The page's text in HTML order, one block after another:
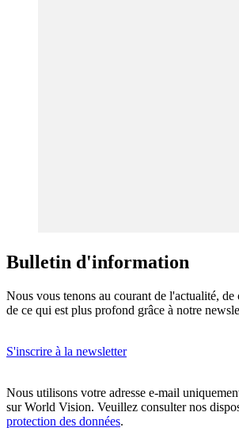
Bulletin d'information
Nous vous tenons au courant de l'actualité, de
de ce qui est plus profond grâce à notre
S'inscrire à la newsletter
Nous utilisons votre adresse e-mail
sur World Vision. Veuillez consulter nos
protection des données.